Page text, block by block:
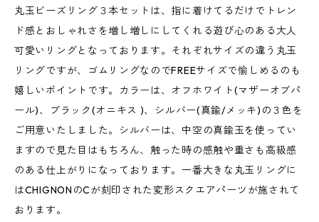
丸玉ビーズリング３本セットは、指に着けてるだけでトレン
ド感とおしゃれさを増し増しにしてくれる遊び心のある大人
可愛いリングとなっております。それぞれサイズの違う丸玉
リングですが、ゴムリングなのでFREEサイズで愉しめるのも
嬉しいポイントです。カラーは、オフホワイト(マザーオブパ
ール)、ブラック(オニキス )、シルバー(真鍮/メッキ)の３色を
ご用意いたしました。シルバーは、中空の真鍮玉を使ってい
ますので見た目はもちろん、触った時の感触や重さも高級感
のある仕上がりになっております。一番大きな丸玉リングに
はCHIGNONのCが刻印された変形スクエアパーツが施されて
おります。